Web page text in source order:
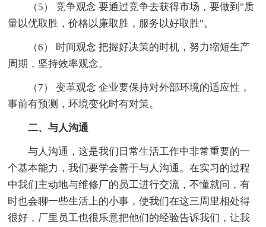
（5） 竞争观念 要通过竞争去获得市场，要做到"质
量以优取胜，价格以廉取胜，服务以好取胜"。
（6） 时间观念 把握好决策的时机，努力缩短生产
周期，坚持效率观念。
（7） 变革观念 企业要保持对外部环境的适应性，
事前有预测，环境变化时有对策。
二、与人沟通
与人沟通，这是我们日常生活工作中非常重要的一
个基本能力，我们要学会善于与人沟通。在实习的过程
中我们主动地与维修厂的员工进行交流，不懂就问，有
时也会聊一些生活上的小事，使我们在这三周里相处得
很好，厂里员工也很乐意把他们的经验告诉我们，让我